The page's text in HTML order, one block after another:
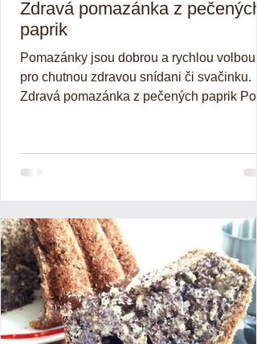
Zdravá pomazánka z pečených
paprik
Pomazánky jsou dobrou a rychlou volbou
pro chutnou zdravou snídani či svačinku.
Zdravá pomazánka z pečených paprik Po